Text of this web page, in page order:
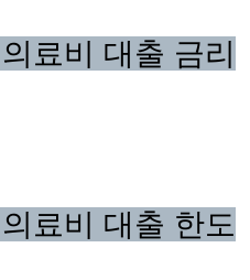
료비 대출 금리
료비 대출 한도